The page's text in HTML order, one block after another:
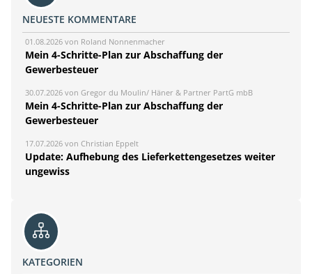
NEUESTE KOMMENTARE
01.08.2026 von Roland Nonnenmacher
Mein 4-Schritte-Plan zur Abschaffung der
Gewerbesteuer
30.07.2026 von Gregor du Moulin/ Häner & Partner PartG mbB
Mein 4-Schritte-Plan zur Abschaffung der
Gewerbesteuer
17.07.2026 von Christian Eppelt
Update: Aufhebung des Lieferkettengesetzes weiter
ungewiss
KATEGORIEN